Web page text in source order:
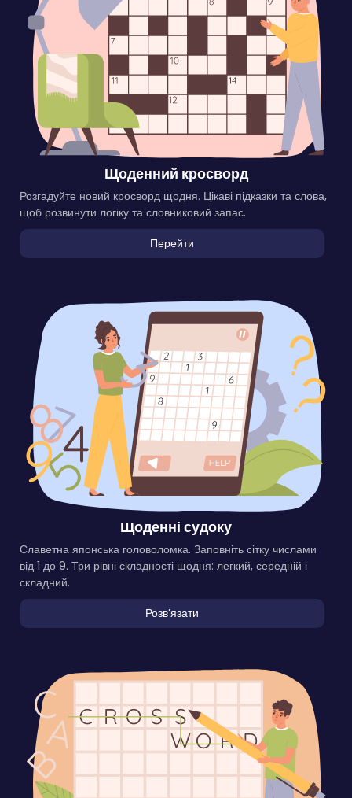
Щоденний кросворд
Розгадуйте новий кросворд щодня. Цікаві підказки та слова,
щоб розвинути логіку та словниковий запас.
Перейти
Щоденні судоку
Славетна японська головоломка. Заповніть сітку числами
від 1 до 9. Три рівні складності щодня: легкий, середній і
складний.
Розвʼязати